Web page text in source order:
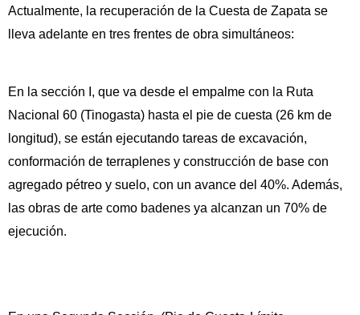
Actualmente, la recuperación de la Cuesta de Zapata se
lleva adelante en tres frentes de obra simultáneos:
En la sección I, que va desde el empalme con la Ruta
Nacional 60 (Tinogasta) hasta el pie de cuesta (26 km de
longitud), se están ejecutando tareas de excavación,
conformación de terraplenes y construcción de base con
agregado pétreo y suelo, con un avance del 40%. Además,
las obras de arte como badenes ya alcanzan un 70% de
ejecución.